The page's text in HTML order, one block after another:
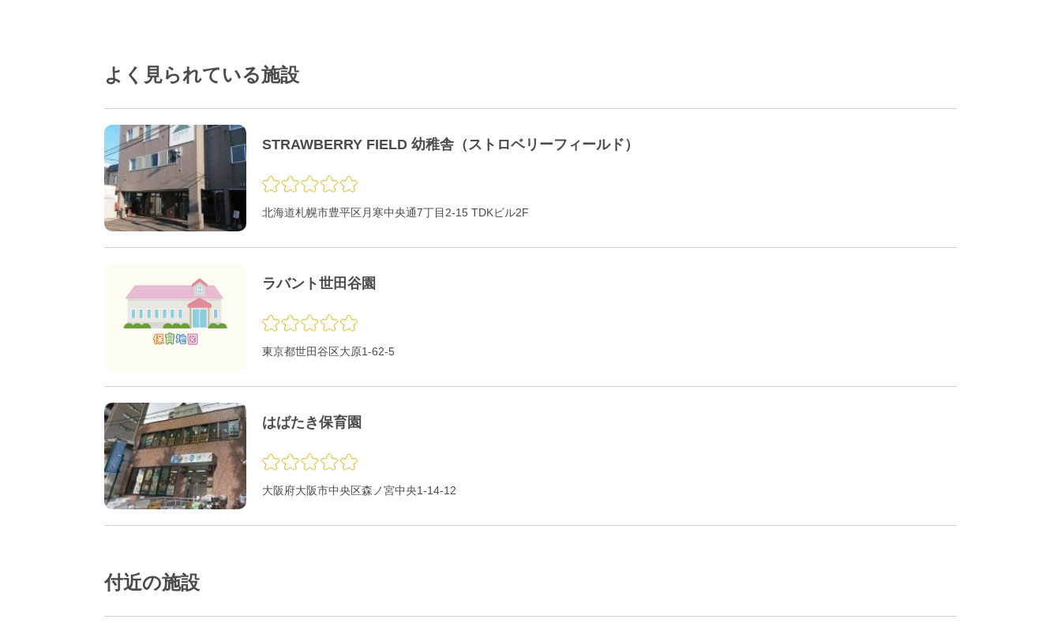
よく見られている施設
STRAWBERRY FIELD 幼稚舎（ストロベリーフィールド）
北海道札幌市豊平区月寒中央通7丁目2-15 TDKビル2F
ラバント世田谷園
東京都世田谷区大原1-62-5
はばたき保育園
大阪府大阪市中央区森ノ宮中央1-14-12
付近の施設